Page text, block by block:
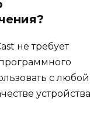
не требует
с любой
устройства